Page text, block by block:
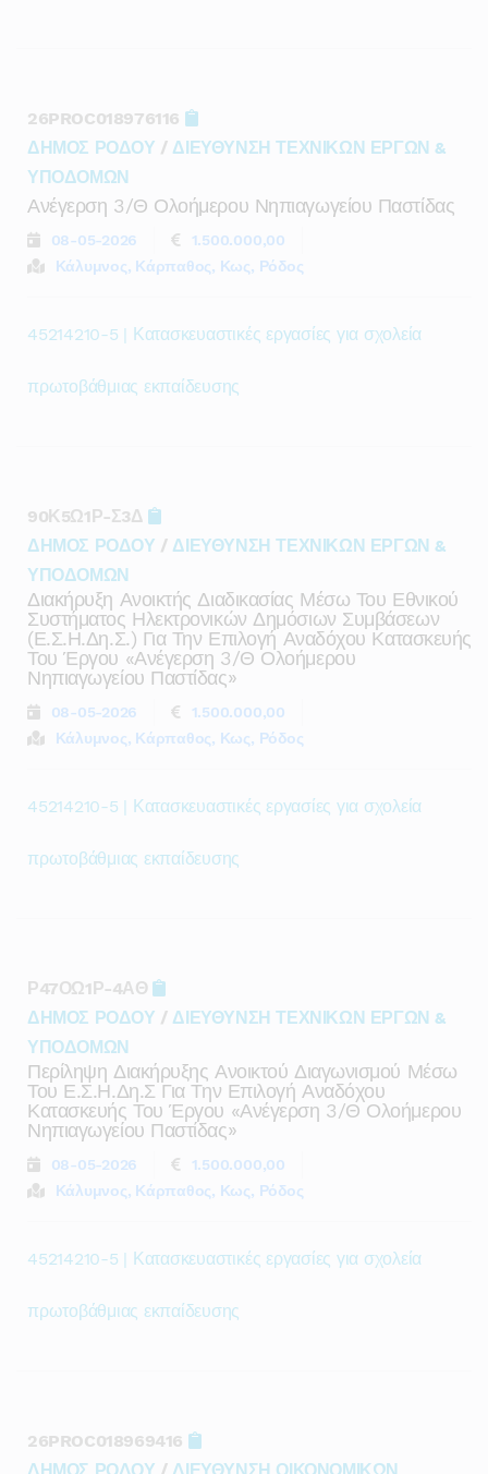
26PROC018976116
ΔΗΜΟΣ ΡΟΔΟΥ / ΔΙΕΥΘΥΝΣΗ ΤΕΧΝΙΚΩΝ ΕΡΓΩΝ &
ΥΠΟΔΟΜΩΝ
Ανέγερση 3/θ Ολοήμερου Νηπιαγωγείου Παστίδας
08-05-2026
1.500.000,00
Κάλυμνος, Κάρπαθος, Κως, Ρόδος
45214210-5 | Κατασκευαστικές εργασίες για σχολεία
πρωτοβάθμιας εκπαίδευσης
90Κ5Ω1Ρ-Σ3Δ
ΔΗΜΟΣ ΡΟΔΟΥ / ΔΙΕΥΘΥΝΣΗ ΤΕΧΝΙΚΩΝ ΕΡΓΩΝ &
ΥΠΟΔΟΜΩΝ
Διακήρυξη Ανοικτής Διαδικασίας Μέσω Του Εθνικού
Συστήματος Ηλεκτρονικών Δημόσιων Συμβάσεων
(ε.σ.η.δη.σ.) Για Την Επιλογή Αναδόχου Κατασκευής
Του Έργου «ανέγερση 3/θ Ολοήμερου
Νηπιαγωγείου Παστίδας»
08-05-2026
1.500.000,00
Κάλυμνος, Κάρπαθος, Κως, Ρόδος
45214210-5 | Κατασκευαστικές εργασίες για σχολεία
πρωτοβάθμιας εκπαίδευσης
Ρ47ΟΩ1Ρ-4ΑΘ
ΔΗΜΟΣ ΡΟΔΟΥ / ΔΙΕΥΘΥΝΣΗ ΤΕΧΝΙΚΩΝ ΕΡΓΩΝ &
ΥΠΟΔΟΜΩΝ
Περίληψη Διακήρυξης Ανοικτού Διαγωνισμού Μέσω
Του Ε.σ.η.δη.ς Για Την Επιλογή Αναδόχου
Κατασκευής Του Έργου «ανέγερση 3/θ Ολοήμερου
Νηπιαγωγείου Παστίδας»
08-05-2026
1.500.000,00
Κάλυμνος, Κάρπαθος, Κως, Ρόδος
45214210-5 | Κατασκευαστικές εργασίες για σχολεία
πρωτοβάθμιας εκπαίδευσης
26PROC018969416